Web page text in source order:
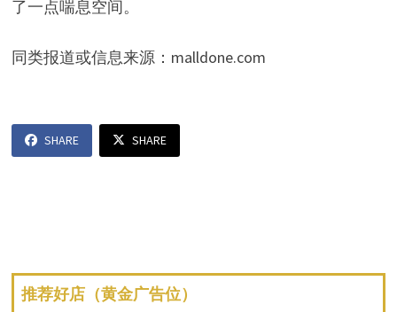
了一点喘息空间。
同类报道或信息来源：malldone.com
SHARE SHARE
推荐好店（黄金广告位）